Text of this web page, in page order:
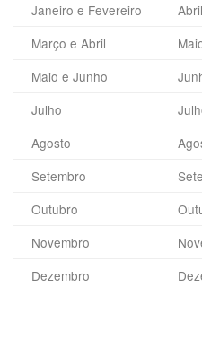
Janeiro e Fevereiro
Março e Abril
Maio e Junho
Julho
Agosto
Setembro
Outubro
Novembro
Dezembro